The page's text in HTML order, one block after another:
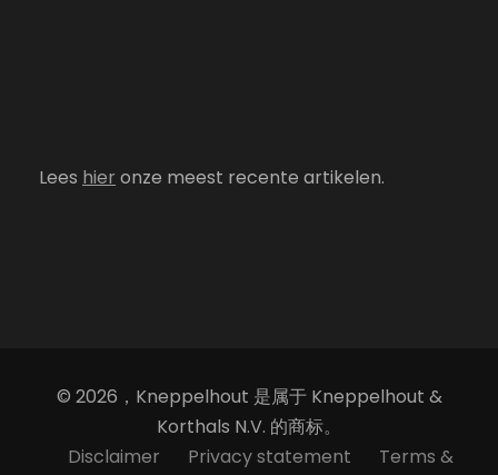
Lees hier onze meest recente artikelen.
© 2026，Kneppelhout 是属于 Kneppelhout &
Korthals N.V. 的商标。
Disclaimer
Privacy statement
Terms &